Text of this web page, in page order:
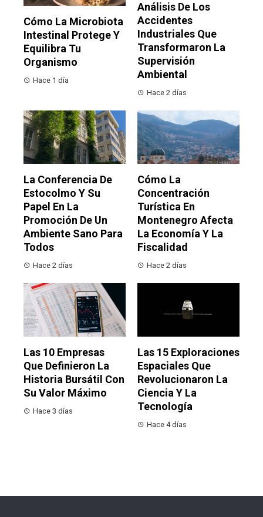
Cómo La Microbiota
Intestinal Protege Y
Equilibra Tu
Organismo
Hace 1 día
Análisis De Los
Accidentes
Industriales Que
Transformaron La
Supervisión
Ambiental
Hace 2 días
La Conferencia De
Estocolmo Y Su
Papel En La
Promoción De Un
Ambiente Sano Para
Todos
Hace 2 días
Cómo La
Concentración
Turística En
Montenegro Afecta
La Economía Y La
Fiscalidad
Hace 2 días
Las 10 Empresas
Que Definieron La
Historia Bursátil Con
Su Valor Máximo
Hace 3 días
Las 15 Exploraciones
Espaciales Que
Revolucionaron La
Ciencia Y La
Tecnología
Hace 4 días